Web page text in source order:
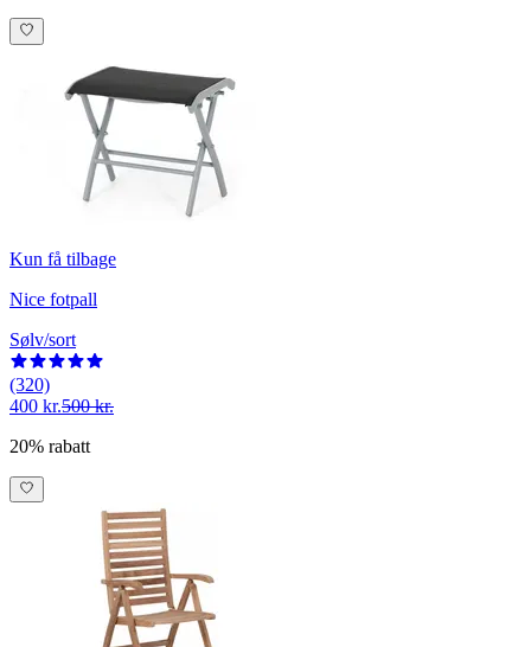
Kun få tilbage
Nice fotpall
Sølv/sort
(320)
400 kr.500 kr.
20% rabatt